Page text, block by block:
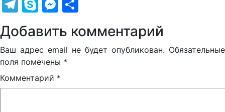
Telegram
SkypeMessenger
Добавить комментарий
Ваш адрес email не будет опубликован. Обязательные
поля помечены *
Комментарий *